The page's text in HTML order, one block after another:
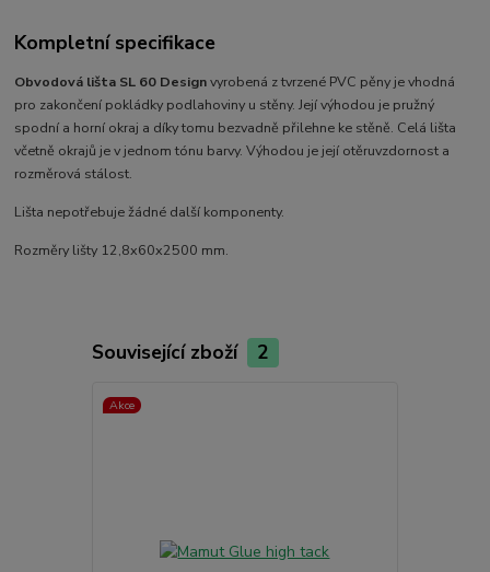
Kompletní specifikace
Obvodová lišta SL 60 Designvyrobená z tvrzené PVC pěny je vhodná
pro zakončení pokládky podlahoviny u stěny. Její výhodou je pružný
spodní a horní okraj a díky tomu bezvadně přilehne ke stěně. Celá lišta
včetně okrajů je v jednom tónu barvy. Výhodou je její otěruvzdornost a
rozměrová stálost.
Lišta nepotřebuje žádné další komponenty.
Rozměry lišty 12,8x60x2500 mm.
Související zboží 2
Akce